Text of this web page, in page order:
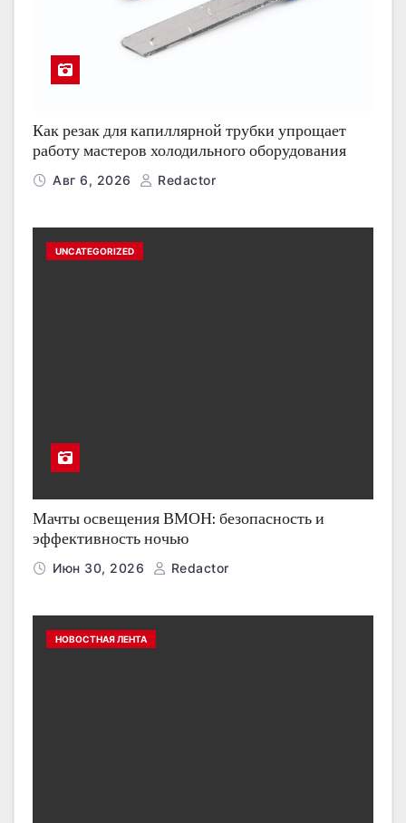
Как резак для капиллярной трубки упрощает
работу мастеров холодильного оборудования
Авг 6, 2026 Redactor
UNCATEGORIZED
Мачты освещения ВМОН: безопасность и
эффективность ночью
Июн 30, 2026 Redactor
НОВОСТНАЯ ЛЕНТА